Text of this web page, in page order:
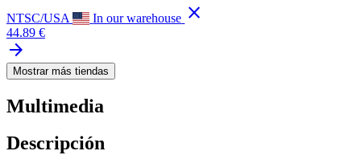
NTSC/USA In our warehouse close
44.89 €
arrow_forward
Mostrar más tiendas
Multimedia
Descripción